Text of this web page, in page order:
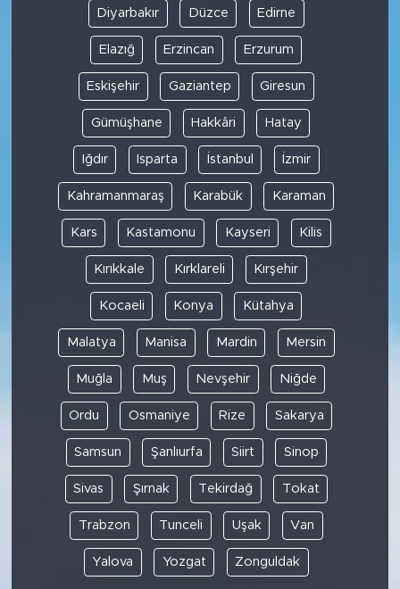
Diyarbakır Düzce Edirne
Elazığ Erzincan Erzurum
Eskişehir Gaziantep Giresun
Gümüşhane Hakkâri Hatay
Iğdır Isparta İstanbul İzmir
Kahramanmaraş Karabük Karaman
Kars Kastamonu Kayseri Kilis
Kırıkkale Kırklareli Kırşehir
Kocaeli Konya Kütahya
Malatya Manisa Mardin Mersin
Muğla Muş Nevşehir Niğde
Ordu Osmaniye Rize Sakarya
Samsun Şanlıurfa Siirt Sinop
Sivas Şırnak Tekirdağ Tokat
Trabzon Tunceli Uşak Van
Yalova Yozgat Zonguldak